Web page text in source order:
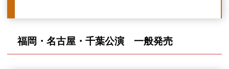
福岡・名古屋・千葉公演 一般発売